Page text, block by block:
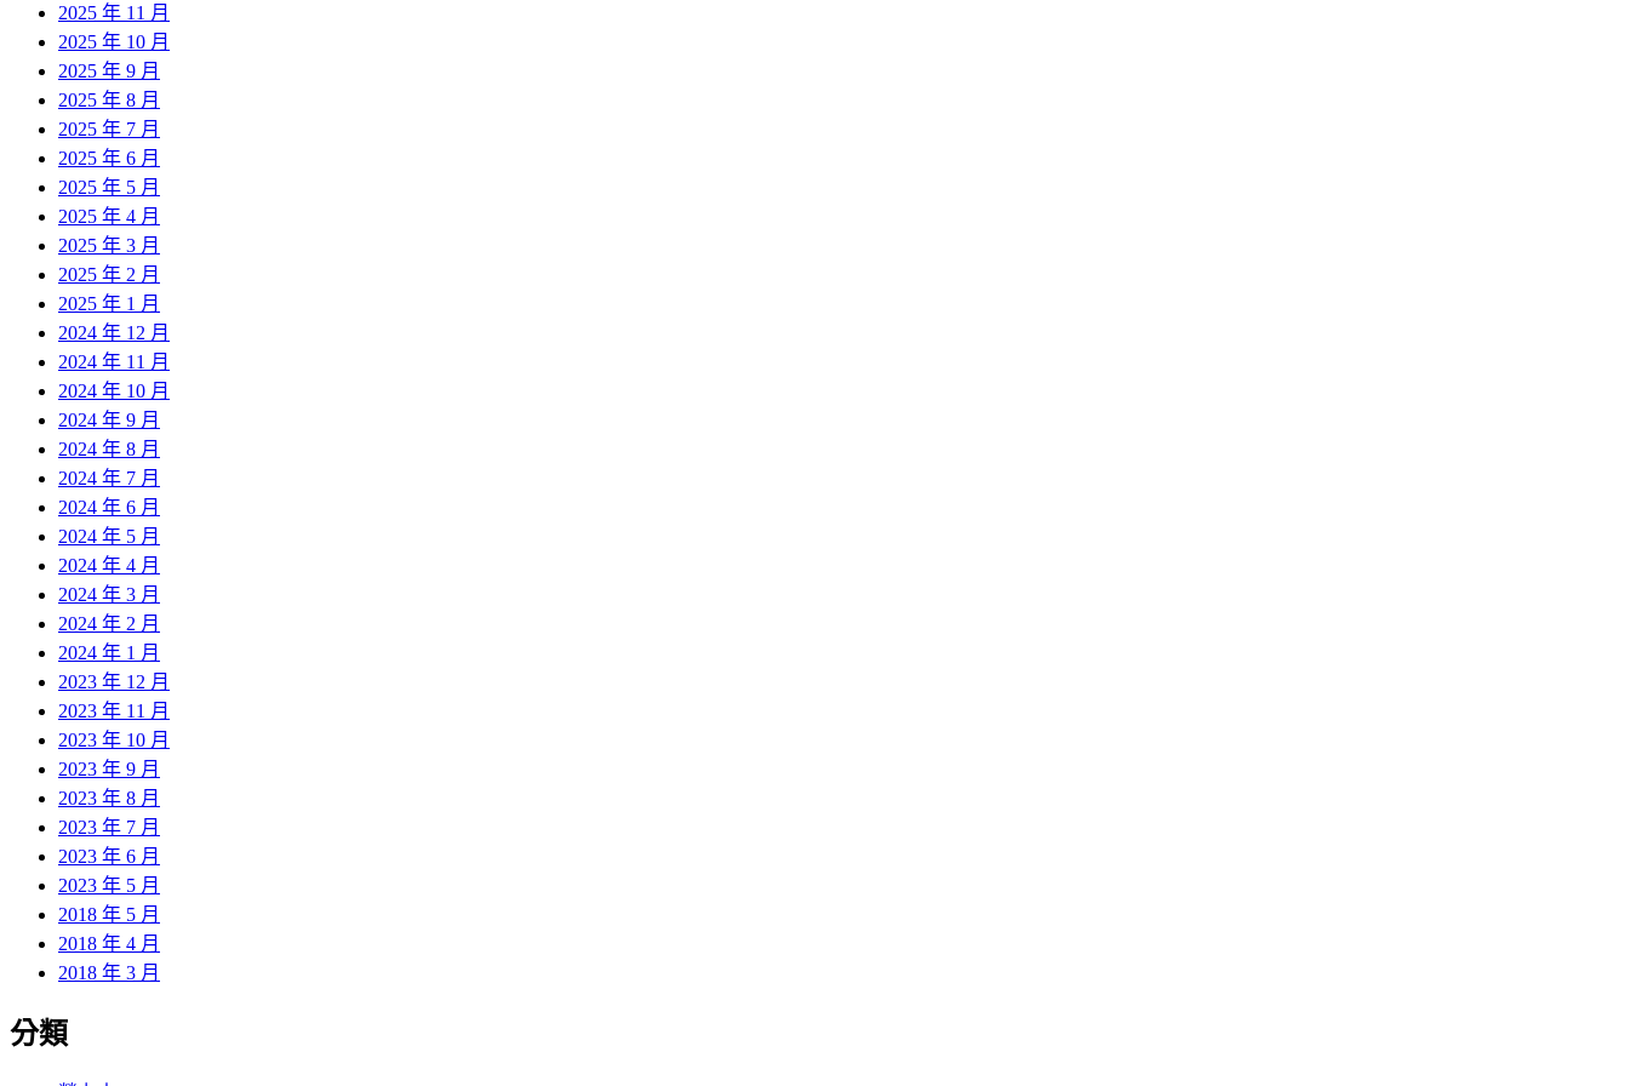
2025 年 11 月
2025 年 10 月
2025 年 9 月
2025 年 8 月
2025 年 7 月
2025 年 6 月
2025 年 5 月
2025 年 4 月
2025 年 3 月
2025 年 2 月
2025 年 1 月
2024 年 12 月
2024 年 11 月
2024 年 10 月
2024 年 9 月
2024 年 8 月
2024 年 7 月
2024 年 6 月
2024 年 5 月
2024 年 4 月
2024 年 3 月
2024 年 2 月
2024 年 1 月
2023 年 12 月
2023 年 11 月
2023 年 10 月
2023 年 9 月
2023 年 8 月
2023 年 7 月
2023 年 6 月
2023 年 5 月
2018 年 5 月
2018 年 4 月
2018 年 3 月
分類